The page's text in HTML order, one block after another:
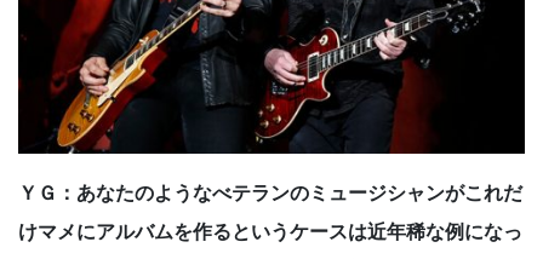
ＹＧ：あなたのようなべテランのミュージシャンがこれだ
けマメにアルバムを作るというケースは近年稀な例になっ